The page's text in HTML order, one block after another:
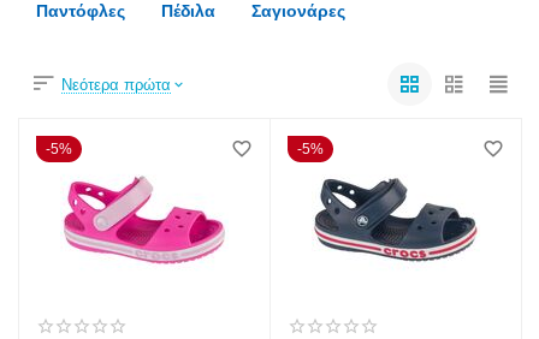
Παντόφλες Πέδιλα Σαγιονάρες
Νεότερα πρώτα
5% 5%